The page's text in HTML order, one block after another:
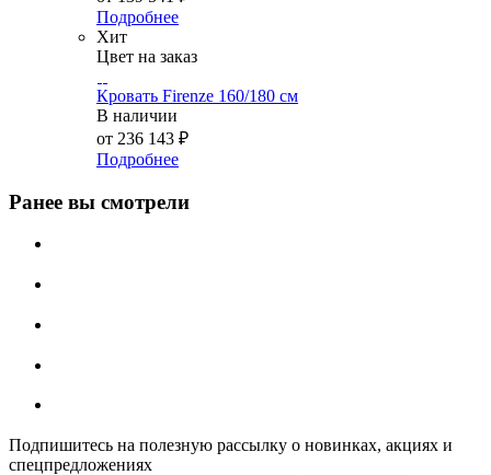
Подробнее
Хит
Цвет на заказ
Кровать Firenze 160/180 см
В наличии
от 236 143 ₽
Подробнее
Ранее вы смотрели
Подпишитесь на полезную рассылку о новинках, акциях и
спецпредложениях